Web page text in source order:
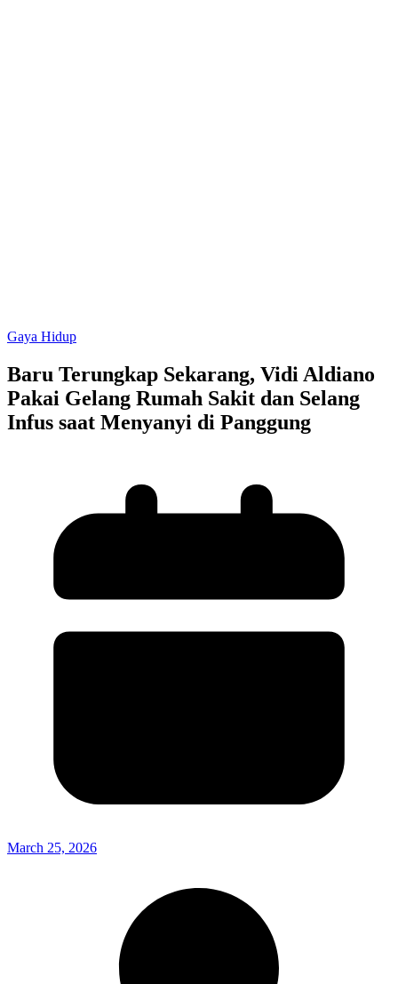
Gaya Hidup
Baru Terungkap Sekarang, Vidi Aldiano
Pakai Gelang Rumah Sakit dan Selang
Infus saat Menyanyi di Panggung
March 25, 2026